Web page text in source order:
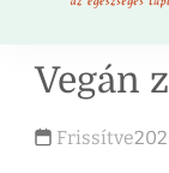
Vegán
Frissítve